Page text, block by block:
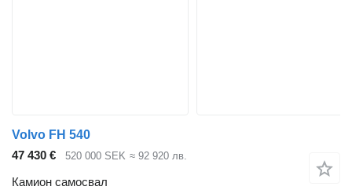
Volvo FH 540
47 430 €
520 000 SEK ≈ 92 920 лв.
Камион самосвал